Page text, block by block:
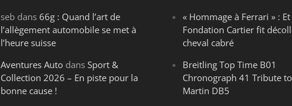
seb dans66g : Quand l’art de
l’allègement automobile se met à
l’heure suisse
Aventures Auto dansSport &
Collection 2026 – En piste pour la
bonne cause !
« Hommage à Ferrari » : Et
Fondation Cartier fit
cheval cabré
Breitling Top Time B01
Chronograph 41 Tribute
Martin DB5